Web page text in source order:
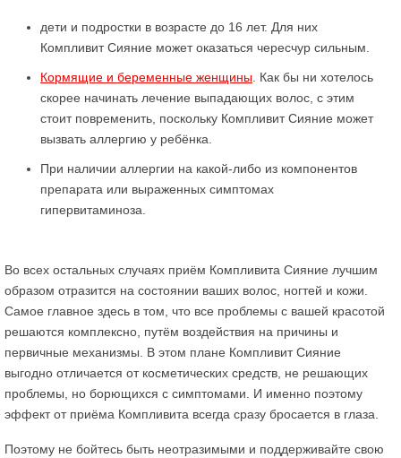
дети и подростки в возрасте до 16 лет. Для них
Компливит Сияние может оказаться чересчур сильным.
Кормящие и беременные женщины . Как бы ни хотелось
скорее начинать лечение выпадающих волос, с этим
стоит повременить, поскольку Компливит Сияние может
вызвать аллергию у ребёнка.
При наличии аллергии на какой-либо из компонентов
препарата или выраженных симптомах
гипервитаминоза.
Во всех остальных случаях приём Компливита Сияние лучшим
образом отразится на состоянии ваших волос, ногтей и кожи.
Самое главное здесь в том, что все проблемы с вашей красотой
решаются комплексно, путём воздействия на причины и
первичные механизмы. В этом плане Компливит Сияние
выгодно отличается от косметических средств, не решающих
проблемы, но борющихся с симптомами. И именно поэтому
эффект от приёма Компливита всегда сразу бросается в глаза.
Поэтому не бойтесь быть неотразимыми и поддерживайте свою